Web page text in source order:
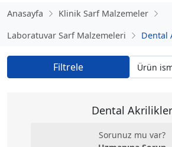
Anasayfa
Klinik Sarf Malzemeler
Laboratuvar Sarf Malzemeleri
Dental
Filtrele
Dental Akrilikler
Sorunuz mu var?